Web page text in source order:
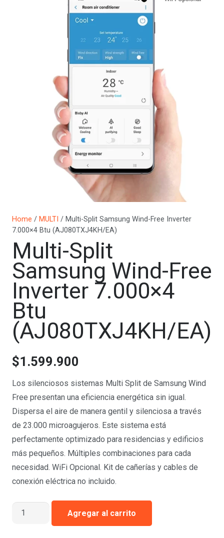
Home / MULTI / Multi-Split Samsung Wind-Free Inverter
7.000×4 Btu (AJ080TXJ4KH/EA)
Multi-Split
Samsung Wind-Free
Inverter 7.000×4
Btu
(AJ080TXJ4KH/EA)
$1.599.900
Los silenciosos sistemas Multi Split de Samsung Wind
Free presentan una eficiencia energética sin igual.
Dispersa el aire de manera gentil y silenciosa a través
de 23.000 microagujeros. Este sistema está
perfectamente optimizado para residencias y edificios
más pequeños. Múltiples combinaciones para cada
necesidad. WiFi Opcional. Kit de cañerías y cables de
conexión eléctrica no incluido.
Multi-
Agregar al carrito